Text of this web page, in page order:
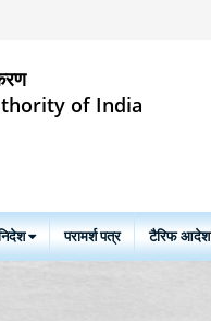
of India
परामर्श पत्र टैरिफ आदेश